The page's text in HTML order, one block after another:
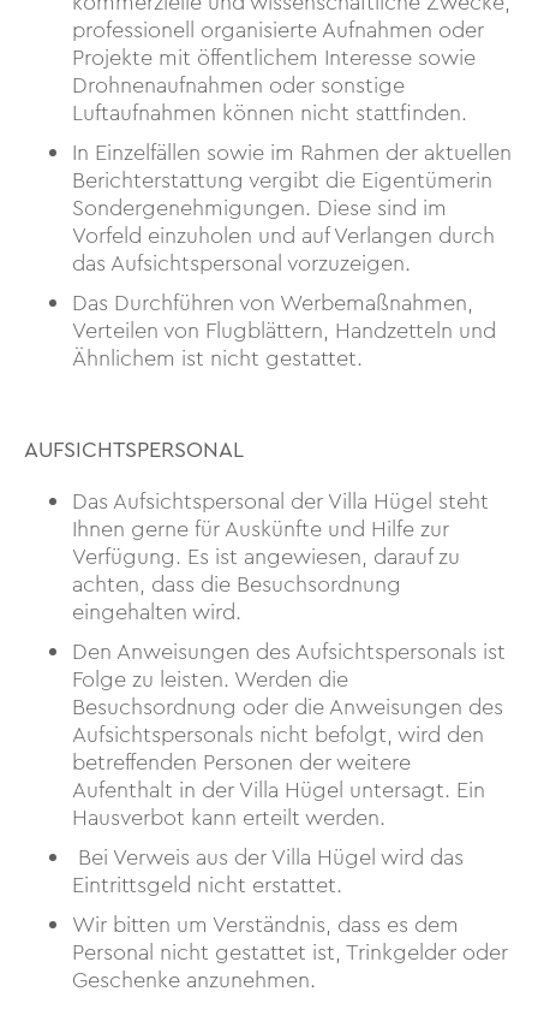
professionell organisierte Aufnahmen oder
Projekte mit öffentlichem Interesse sowie
Drohnenaufnahmen oder sonstige
Luftaufnahmen können nicht stattfinden.
In Einzelfällen sowie im Rahmen der aktuellen
Berichterstattung vergibt die Eigentümerin
Sondergenehmigungen. Diese sind im
Vorfeld einzuholen und auf Verlangen durch
das Aufsichtspersonal vorzuzeigen.
Das Durchführen von Werbemaßnahmen,
Verteilen von Flugblättern, Handzetteln und
Ähnlichem ist nicht gestattet.
AUFSICHTSPERSONAL
Das Aufsichtspersonal der Villa Hügel steht
Ihnen gerne für Auskünfte und Hilfe zur
Verfügung. Es ist angewiesen, darauf zu
achten, dass die Besuchsordnung
eingehalten wird.
Den Anweisungen des Aufsichtspersonals ist
Folge zu leisten. Werden die
Besuchsordnung oder die Anweisungen des
Aufsichtspersonals nicht befolgt, wird den
betreffenden Personen der weitere
Aufenthalt in der Villa Hügel untersagt. Ein
Hausverbot kann erteilt werden.
Bei Verweis aus der Villa Hügel wird das
Eintrittsgeld nicht erstattet.
Wir bitten um Verständnis, dass es dem
Personal nicht gestattet ist, Trinkgelder oder
Geschenke anzunehmen.